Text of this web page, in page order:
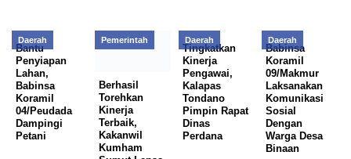
Bantu
Penyiapan
Lahan,
Babinsa
Koramil
04/Peudada
Dampingi
Petani
Berhasil
Torehkan
Kakanwil
Kumham
Sumut Lepas
Bangga Dua
Rekan
Andalan
Tingkatkan
Kinerja
Pengawai,
Kalapas
Tondano
Pimpin Rapat
Dinas
Perdana
Babinsa
Koramil
09/Makmur
Laksanakan
Komunikasi
Sosial
Dengan
Warga Desa
Binaan